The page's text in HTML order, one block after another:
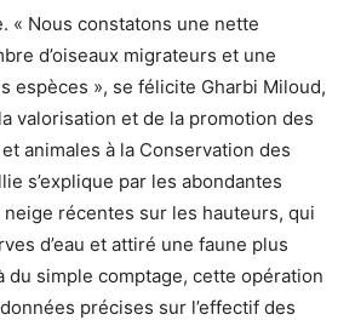
« Nous constatons une nette
d’oiseaux migrateurs et une
espèces », se félicite Gharbi Miloud,
valorisation et de la promotion des
animales à la Conservation des
s’explique par les abondantes
récentes sur les hauteurs, qui
d’eau et attiré une faune plus
du simple comptage, cette opération
précises sur l’effectif des